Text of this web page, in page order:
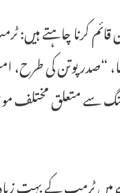
قائم کرنا چاہتے ہیں:
“صدر پوتن کی طرح،
سے متعلق مختلف
ٹرمپ کے بہت